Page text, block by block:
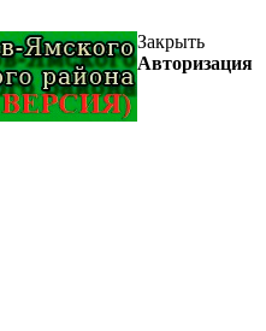
Закрыть
Авторизация